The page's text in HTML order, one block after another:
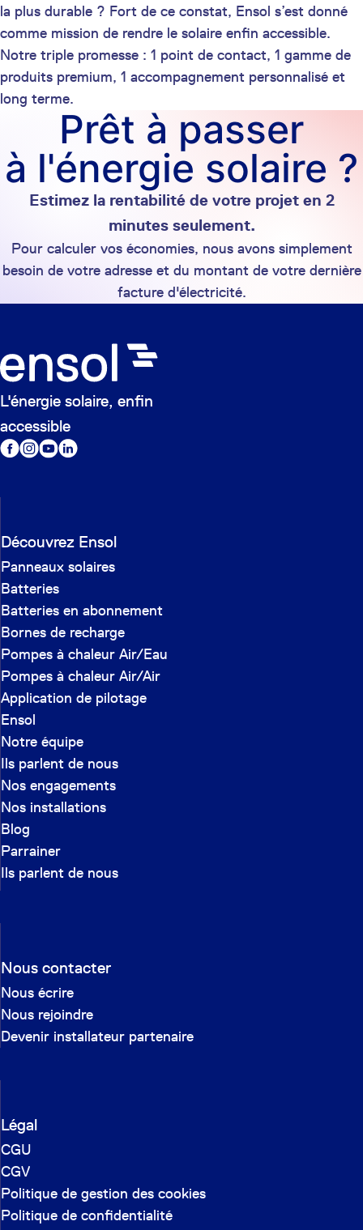
la plus durable ? Fort de ce constat, Ensol s’est donné
comme mission de rendre le solaire enfin accessible.
Notre triple promesse : 1 point de contact, 1 gamme de
produits premium, 1 accompagnement personnalisé et
long terme.
Prêt à passer
à l'énergie solaire ?
Estimez la rentabilité de votre projet en 2
minutes seulement.
Pour calculer vos économies, nous avons simplement
besoin de votre adresse et du montant de votre dernière
facture d'électricité.
L'énergie solaire, enfin
accessible
Découvrez Ensol
Panneaux solaires
Batteries
Batteries en abonnement
Bornes de recharge
Pompes à chaleur Air/Eau
Pompes à chaleur Air/Air
Application de pilotage
Ensol
Notre équipe
Ils parlent de nous
Nos engagements
Nos installations
Blog
Parrainer
Ils parlent de nous
Nous contacter
Nous écrire
Nous rejoindre
Devenir installateur partenaire
Légal
CGU
CGV
Politique de gestion des cookies
Politique de confidentialité